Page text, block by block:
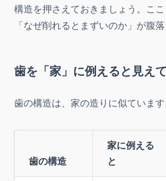
構造を押さえておきましょう。ここ
「なぜ削れるとまずいのか」が腹落
歯を「家」に例えると見え
歯の構造は、家の造りに似ています
歯の構造
家に例える
と